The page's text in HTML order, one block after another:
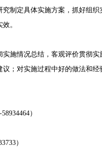
定具体实施方案，抓好组织
。
情况总结，客观评价贯彻实
；对实施过程中好的做法和
）
）